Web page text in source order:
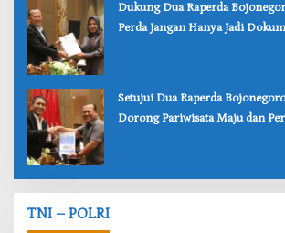
‎Dukung Dua Raperda
Perda Jangan Hanya Jadi
‎Setujui Dua Raperda
Dorong Pariwisata Maju dan
TNI – POLRI